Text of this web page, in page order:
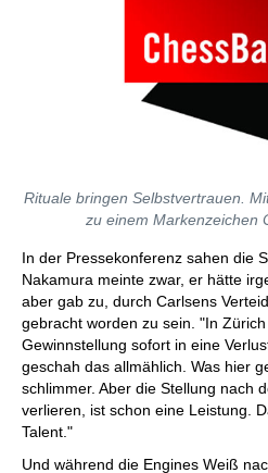
Rituale bringen Selbstvertrauen.
zu einem Markenzeichen
In der Pressekonferenz sahen die
Nakamura meinte zwar, er hätte
aber gab zu, durch Carlsens
gebracht worden zu sein. "In
Gewinnstellung sofort in eine
geschah das allmählich. Was hier
schlimmer. Aber die Stellung nach
verlieren, ist schon eine Leistung.
Talent."
Und während die Engines Weiß